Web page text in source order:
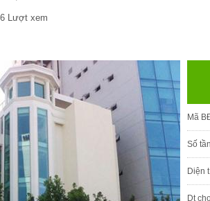
Lượt xem
Mã
Số
Diện
Dt